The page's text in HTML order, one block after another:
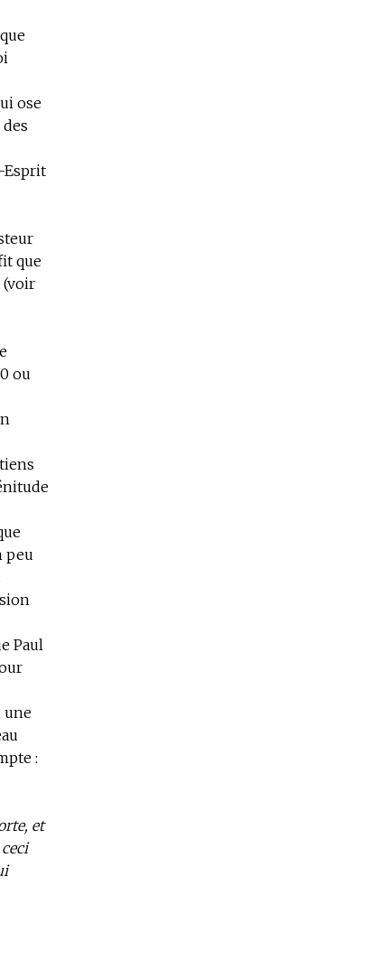
ose
Esprit
que
(voir
ou
peu
Paul
une
:
et